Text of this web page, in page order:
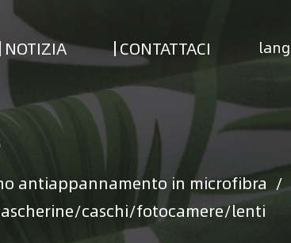
NOTIZIA CONTATTACI
antiappannamento in microfibra /
caschi/fotocamere/lenti